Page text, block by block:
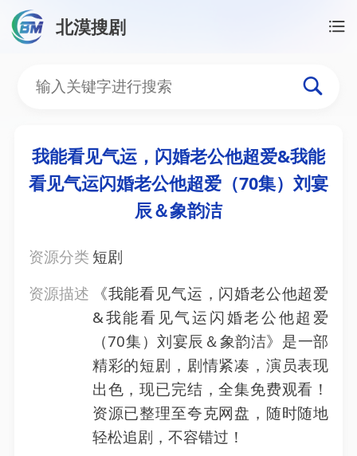
北漠搜剧
我能看见气运，闪婚老
我能看见气运，闪婚老公他超爱&我能
看见气运闪婚老公他超爱（70集）刘宴
辰＆象韵洁
资源分类 短剧
资源描述
《我能看见气运，闪婚老公他超爱
&我能看见气运闪婚老公他超爱
（70集）刘宴辰＆象韵洁》是一部
精彩的短剧，剧情紧凑，演员表现
出色，现已完结，全集免费观看！
资源已整理至夸克网盘，随时随地
轻松追剧，不容错过！